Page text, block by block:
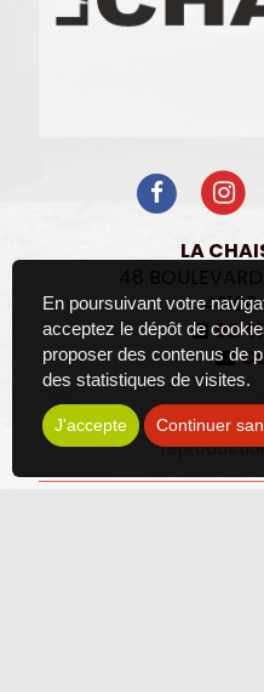
LA
48
49100
02
Les photos sont des
En poursuivant votre
acceptez le dépôt de
proposer des contenus de
des statistiques de visites.
J'accepte Continuer